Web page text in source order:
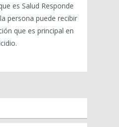
es Salud Responde
persona puede recibir
que es principal en